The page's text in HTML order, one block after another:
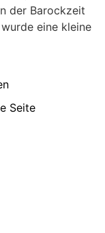
der Barockzeit
eine kleine
Seite